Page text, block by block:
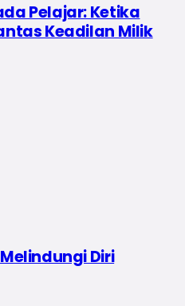
Pelajar: Ketika
Keadilan Milik
Diri